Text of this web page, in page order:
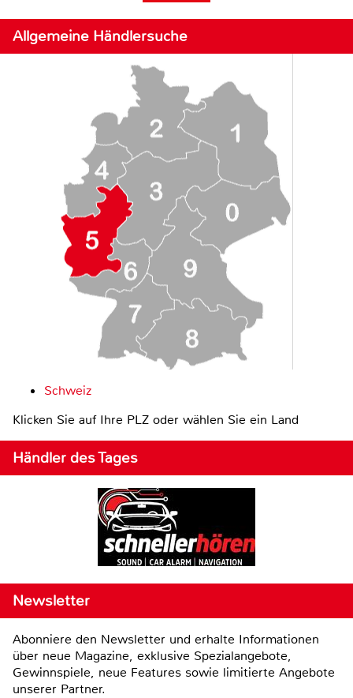
Allgemeine Händlersuche
Schweiz
Klicken Sie auf Ihre PLZ oder wählen Sie ein Land
Händler des Tages
Newsletter
Abonniere den Newsletter und erhalte Informationen
über neue Magazine, exklusive Spezialangebote,
Gewinnspiele, neue Features sowie limitierte Angebote
unserer Partner.